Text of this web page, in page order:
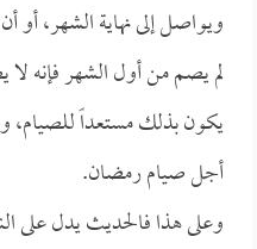
ويواصل إلى نهاية الشهر، أو
لم يصم من أول الشهر فإنه
يكون بذلك مستعداً
أجل صيام رمضان.
وعلى هذا فالحديث يدل على